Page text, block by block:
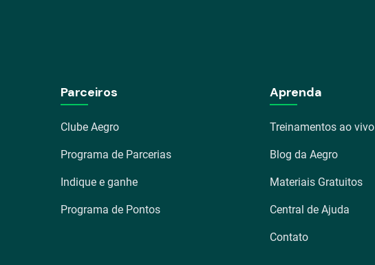
Parceiros
Clube Aegro
Programa de Parcerias
Indique e ganhe
Programa de Pontos
Aprenda
Treinamentos ao vivo
Blog da Aegro
Materiais Gratuitos
Central de Ajuda
Contato